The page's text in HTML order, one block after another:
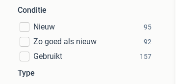
Conditie
Nieuw
95
Zo goed als nieuw 92
Gebruikt 157
Type